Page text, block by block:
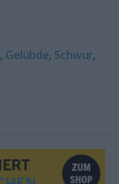
, Gelübde, Schwur,